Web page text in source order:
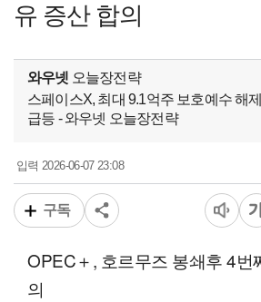
유 증산 합의
와우넷 오늘장전략
스페이스X, 최대 9.1억주 보호예수 해
급등 - 와우넷 오늘장전략
입력2026-06-07 23:08
구독
OPEC＋, 호르무즈 봉쇄후 4번
의